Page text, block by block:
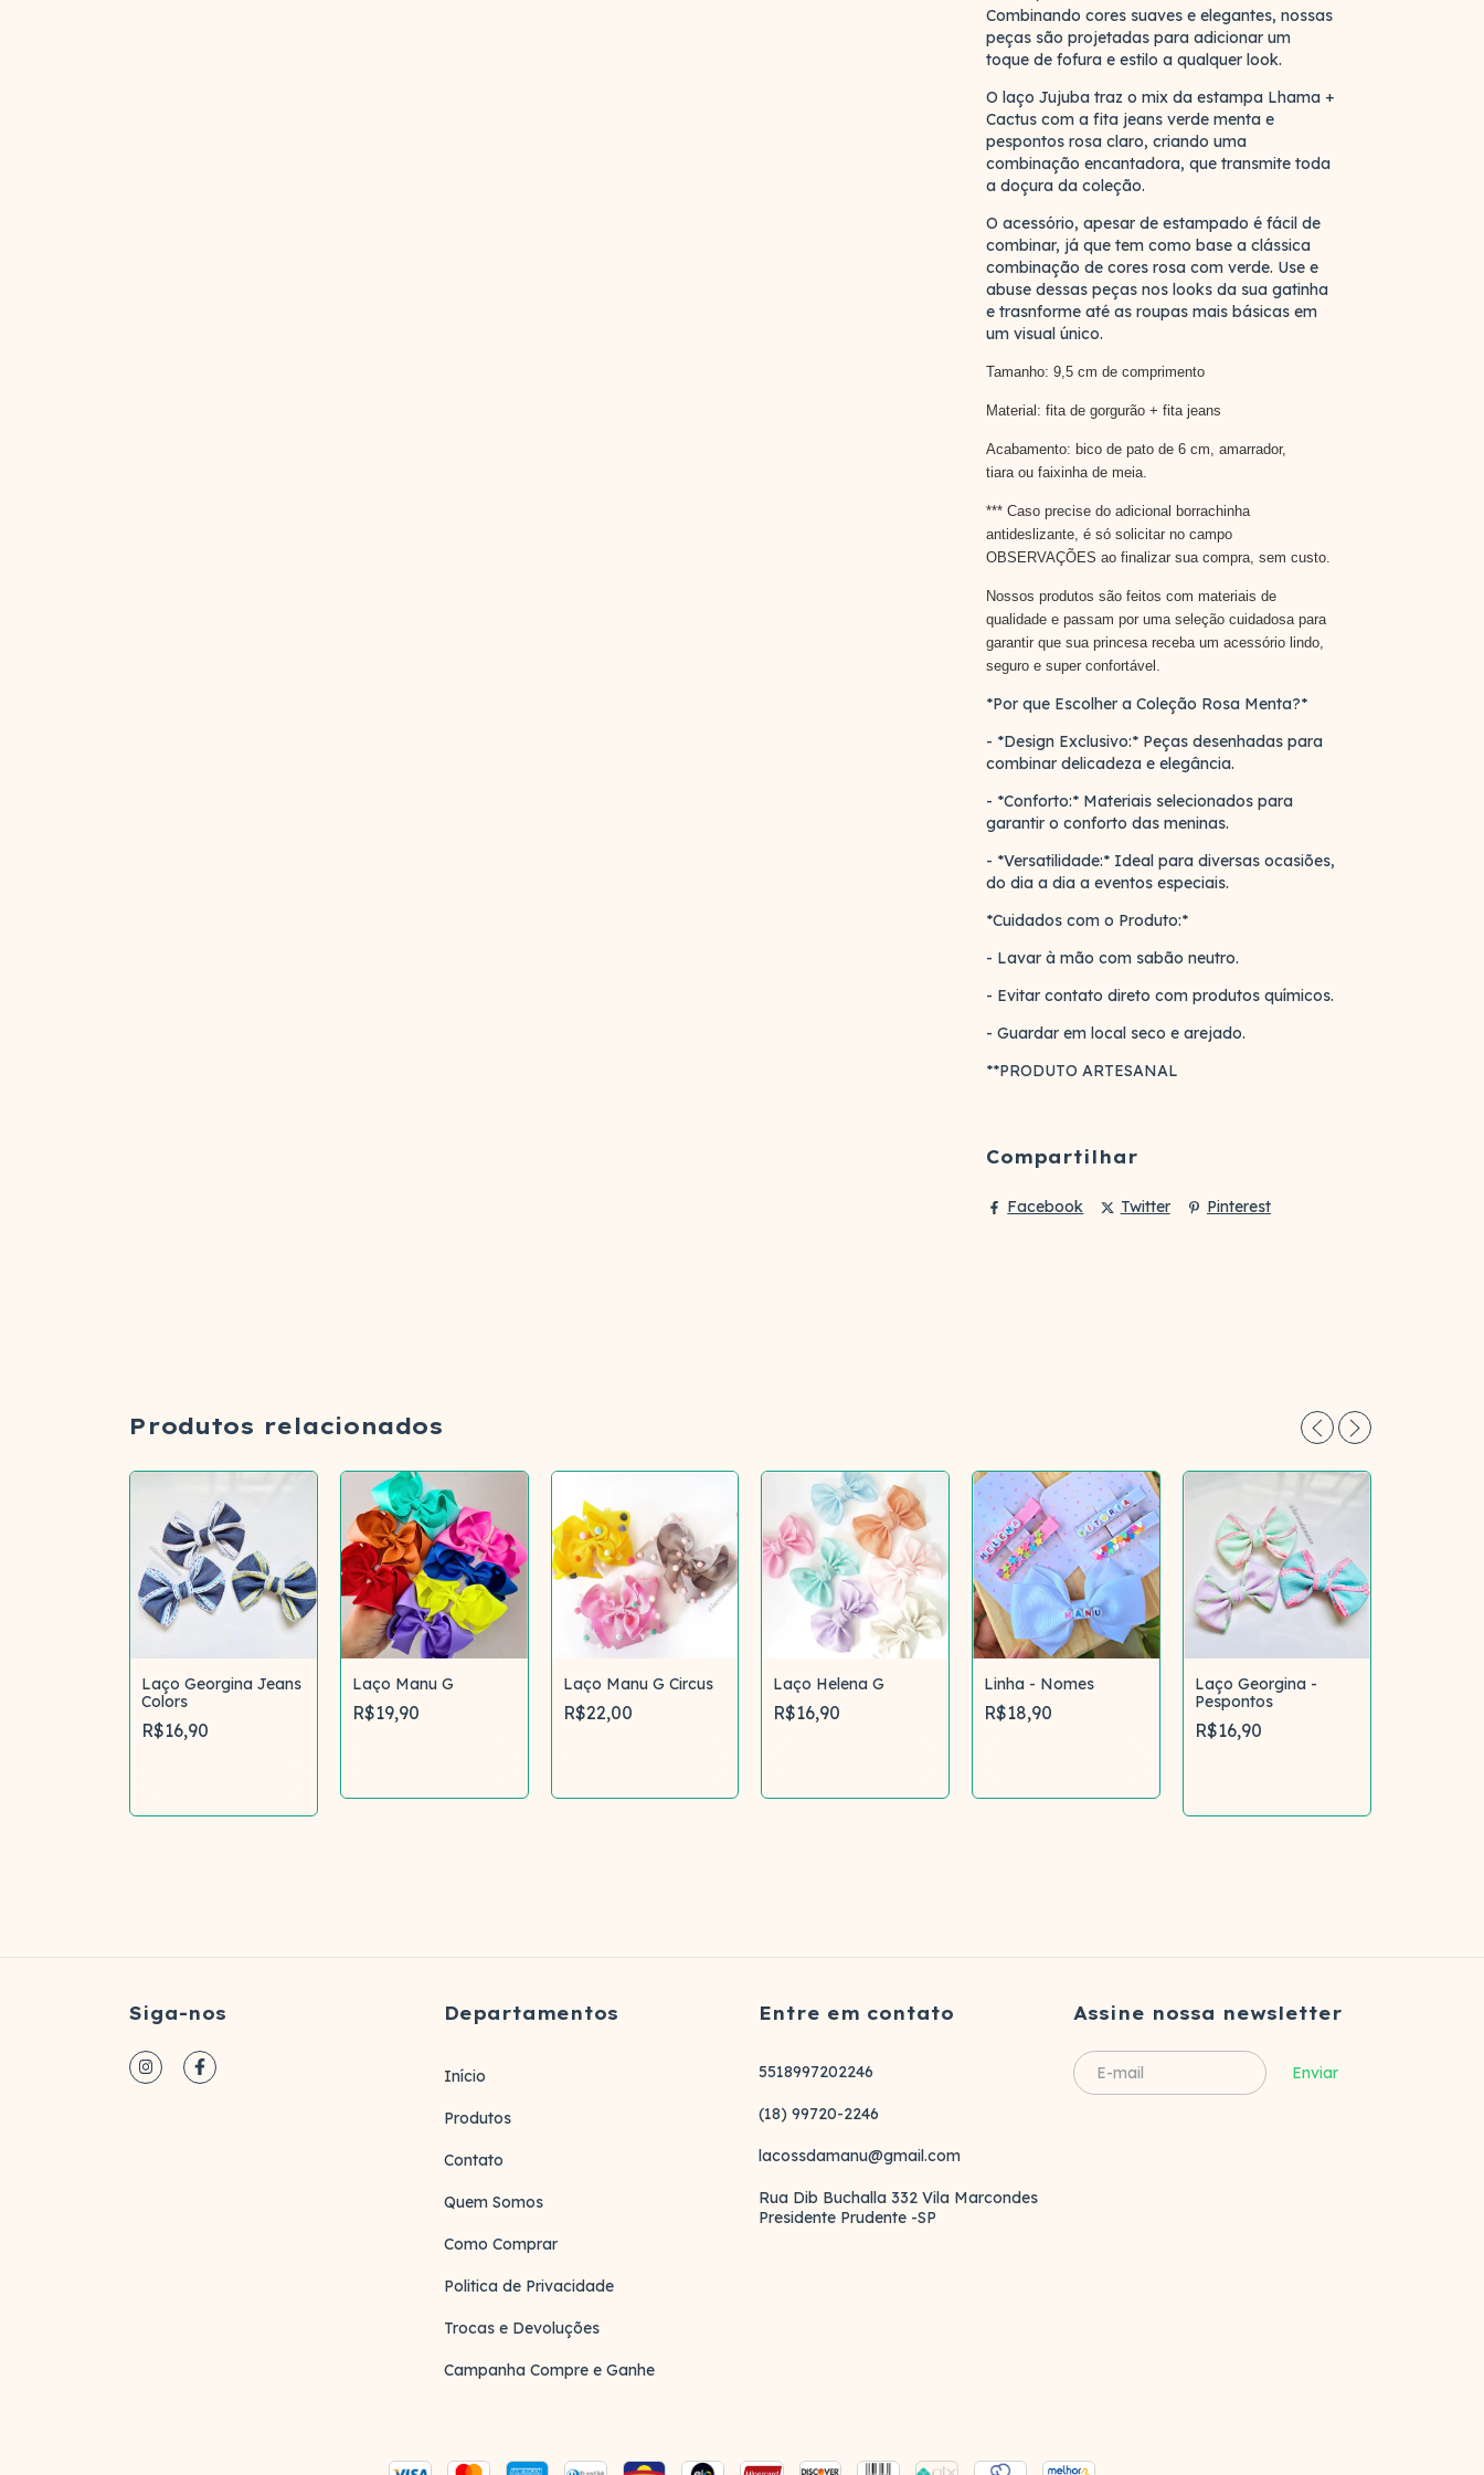
Combinando cores suaves e elegantes, nossas
peças são projetadas para adicionar um
toque de fofura e estilo a qualquer look.
O laço Jujuba traz o mix da estampa Lhama +
Cactus com a fita jeans verde menta e
pespontos rosa claro, criando uma
combinação encantadora, que transmite toda
a doçura da coleção.
O acessório, apesar de estampado é fácil de
combinar, já que tem como base a clássica
combinação de cores rosa com verde. Use e
abuse dessas peças nos looks da sua gatinha
e trasnforme até as roupas mais básicas em
um visual único.
Tamanho: 9,5 cm de comprimento
Material: fita de gorgurão + fita jeans
Acabamento: bico de pato de 6 cm, amarrador,
tiara ou faixinha de meia.
*** Caso precise do adicional borrachinha
antideslizante, é só solicitar no campo
OBSERVAÇÕES ao finalizar sua compra, sem custo.
Nossos produtos são feitos com materiais de
qualidade e passam por uma seleção cuidadosa para
garantir que sua princesa receba um acessório lindo,
seguro e super confortável.
*Por que Escolher a Coleção Rosa Menta?*
- *Design Exclusivo:* Peças desenhadas para
combinar delicadeza e elegância.
- *Conforto:* Materiais selecionados para
garantir o conforto das meninas.
- *Versatilidade:* Ideal para diversas ocasiões,
do dia a dia a eventos especiais.
*Cuidados com o Produto:*
- Lavar à mão com sabão neutro.
- Evitar contato direto com produtos químicos.
- Guardar em local seco e arejado.
**PRODUTO ARTESANAL
Compartilhar
Facebook Twitter Pinterest
Produtos relacionados
Laço Georgina Jeans
Colors
R$16,90
Laço Manu G
R$19,90
Laço Manu G Circus
R$22,00
Laço Helena G
R$16,90
Linha - Nomes
R$18,90
Laço Georgina -
Pespontos
R$16,90
Siga-nos Departamentos
Início
Produtos
Contato
Quem Somos
Como Comprar
Politica de Privacidade
Trocas e Devoluções
Campanha Compre e Ganhe
Entre em contato
5518997202246
(18) 99720-2246
lacossdamanu@gmail.com
Rua Dib Buchalla 332 Vila Marcondes
Presidente Prudente -SP
Assine nossa newsletter